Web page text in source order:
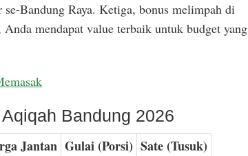
Bandung Raya. Ketiga, bonus melimpah di
mendapat value terbaik untuk budget yang
Bandung 2026
Jantan Gulai (Porsi) Sate (Tusuk)